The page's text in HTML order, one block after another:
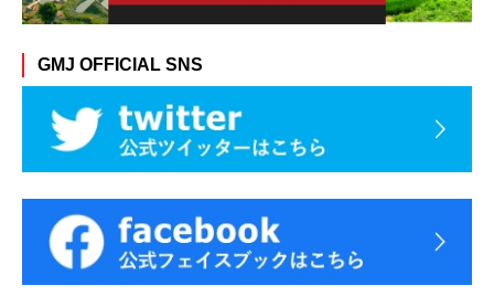
GMJ OFFICIAL SNS